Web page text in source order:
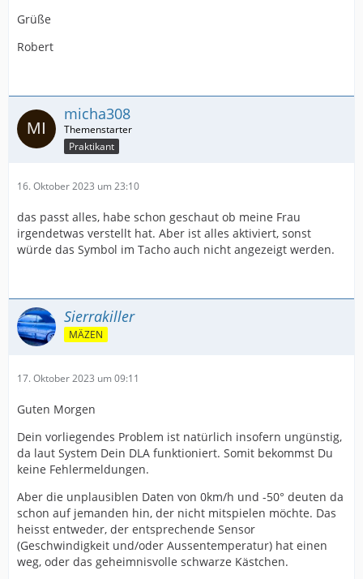
Grüße
Robert
micha308
Praktikant
16. Oktober 2023 um 23:10
das passt alles, habe schon geschaut ob meine Frau
irgendetwas verstellt hat. Aber ist alles aktiviert, sonst
würde das Symbol im Tacho auch nicht angezeigt werden.
Sierrakiller
MÄZEN
17. Oktober 2023 um 09:11
Guten Morgen
Dein vorliegendes Problem ist natürlich insofern ungünstig,
da laut System Dein DLA funktioniert. Somit bekommst Du
keine Fehlermeldungen.
Aber die unplausiblen Daten von 0km/h und -50° deuten da
schon auf jemanden hin, der nicht mitspielen möchte. Das
heisst entweder, der entsprechende Sensor
(Geschwindigkeit und/oder Aussentemperatur) hat einen
weg, oder das geheimnisvolle schwarze Kästchen.